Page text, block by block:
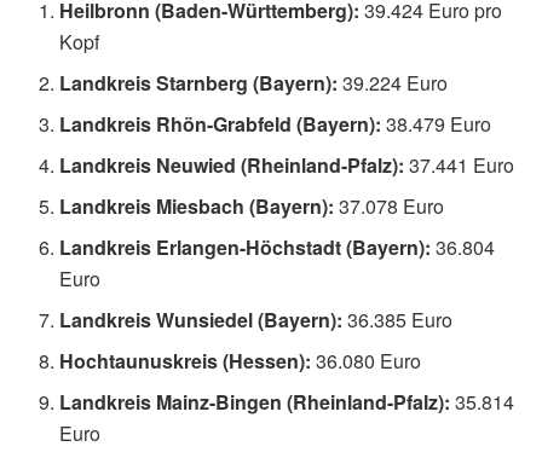
Heilbronn (Baden-Württemberg): 39.424 Euro pro
Kopf
Landkreis Starnberg (Bayern): 39.224 Euro
Landkreis Rhön-Grabfeld (Bayern): 38.479 Euro
Landkreis Neuwied (Rheinland-Pfalz): 37.441 Euro
Landkreis Miesbach (Bayern): 37.078 Euro
Landkreis Erlangen-Höchstadt (Bayern): 36.804
Euro
Landkreis Wunsiedel (Bayern): 36.385 Euro
Hochtaunuskreis (Hessen): 36.080 Euro
Landkreis Mainz-Bingen (Rheinland-Pfalz): 35.814
Euro